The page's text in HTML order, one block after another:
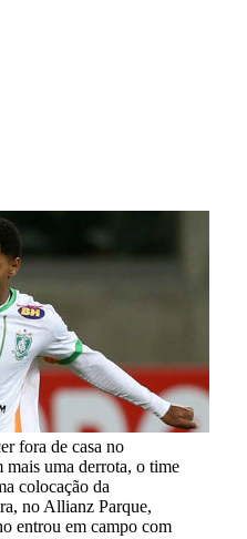
fora de casa no
uma derrota, o time
colocação da
no Allianz Parque,
entrou em campo com